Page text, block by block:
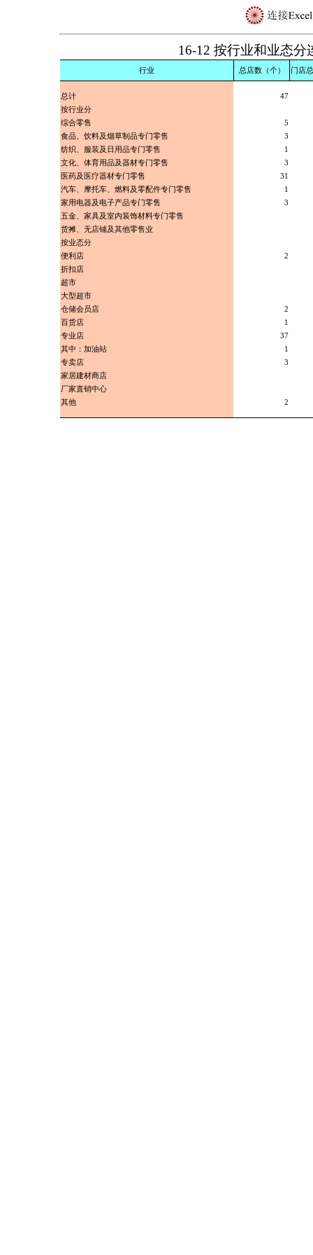
16-12 按行业和业态
行业 总店数（个） 门店
总计
47
按行业分
综合零售
5
食品、饮料及烟草制品专门零售
3
纺织、服装及日用品专门零售
1
文化、体育用品及器材专门零售
3
医药及医疗器材专门零售
31
汽车、摩托车、燃料及零配件专门零售
1
家用电器及电子产品专门零售
3
五金、家具及室内装饰材料专门零售
货摊、无店铺及其他零售业
按业态分
便利店
2
折扣店
超市
大型超市
仓储会员店
2
百货店
1
专业店
37
其中：加油站
1
专卖店
3
家居建材商店
厂家直销中心
其他
2